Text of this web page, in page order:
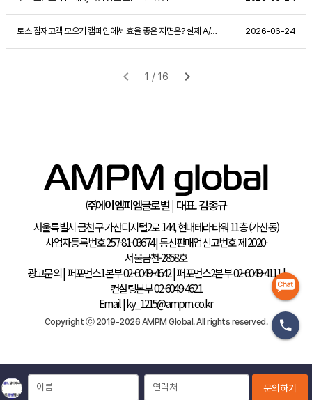
토스 잠재고객 모으기 캠페인에서 효율 좋은 지면은? 실제 A/B 테스트 사례 공유 2026-06-24
이름 연락처 문의하기